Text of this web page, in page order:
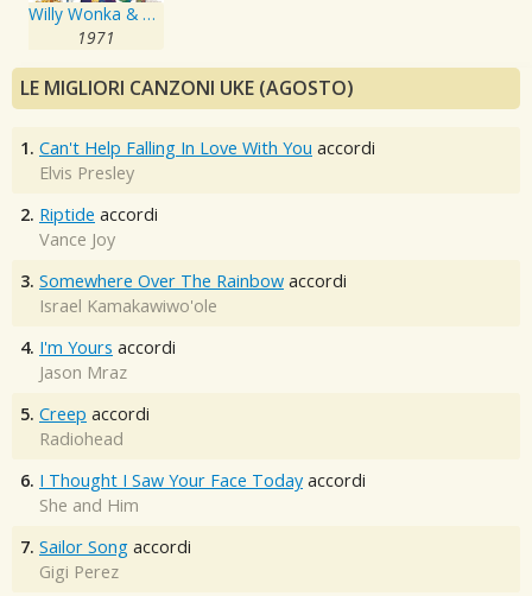
Willy Wonka & The Chocolate Factory
1971
LE MIGLIORI CANZONI UKE (AGOSTO)
1. Can't Help Falling In Love With You accordi
Elvis Presley
2. Riptide accordi
Vance Joy
3. Somewhere Over The Rainbow accordi
Israel Kamakawiwo'ole
4. I'm Yours accordi
Jason Mraz
5. Creep accordi
Radiohead
6. I Thought I Saw Your Face Today accordi
She and Him
7. Sailor Song accordi
Gigi Perez